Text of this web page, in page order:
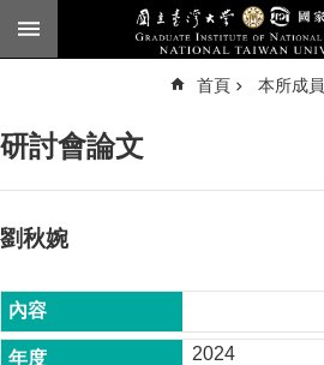
跳到主要內容區塊
臺
頁
公
告
首頁 本所成員
研討會論文
劉秋婉
2024